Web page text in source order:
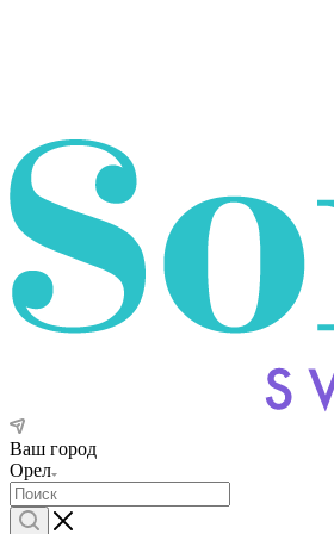
Ваш город
Орел